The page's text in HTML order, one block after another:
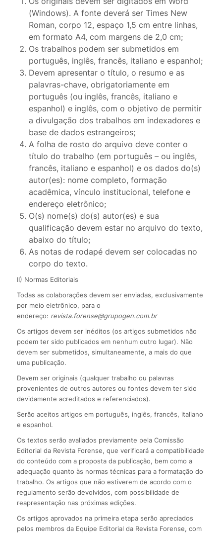
(Windows). A fonte deverá ser Times New
Roman, corpo 12, espaço 1,5 cm entre linhas,
em formato A4, com margens de 2,0 cm;
Os trabalhos podem ser submetidos em
português, inglês, francês, italiano e espanhol;
Devem apresentar o título, o resumo e as
palavras-chave, obrigatoriamente em
português (ou inglês, francês, italiano e
espanhol) e inglês, com o objetivo de permitir
a divulgação dos trabalhos em indexadores e
base de dados estrangeiros;
A folha de rosto do arquivo deve conter o
título do trabalho (em português – ou inglês,
francês, italiano e espanhol) e os dados do(s)
autor(es): nome completo, formação
acadêmica, vínculo institucional, telefone e
endereço eletrônico;
O(s) nome(s) do(s) autor(es) e sua
qualificação devem estar no arquivo do texto,
abaixo do título;
As notas de rodapé devem ser colocadas no
corpo do texto.
II) Normas Editoriais
Todas as colaborações devem ser enviadas, exclusivamente
por meio eletrônico, para o
endereço: revista.forense@grupogen.com.br
Os artigos devem ser inéditos (os artigos submetidos não
podem ter sido publicados em nenhum outro lugar). Não
devem ser submetidos, simultaneamente, a mais do que
uma publicação.
Devem ser originais (qualquer trabalho ou palavras
provenientes de outros autores ou fontes devem ter sido
devidamente acreditados e referenciados).
Serão aceitos artigos em português, inglês, francês, italiano
e espanhol.
Os textos serão avaliados previamente pela Comissão
Editorial da Revista Forense, que verificará a compatibilidade
do conteúdo com a proposta da publicação, bem como a
adequação quanto às normas técnicas para a formatação do
trabalho. Os artigos que não estiverem de acordo com o
regulamento serão devolvidos, com possibilidade de
reapresentação nas próximas edições.
Os artigos aprovados na primeira etapa serão apreciados
pelos membros da Equipe Editorial da Revista Forense, com